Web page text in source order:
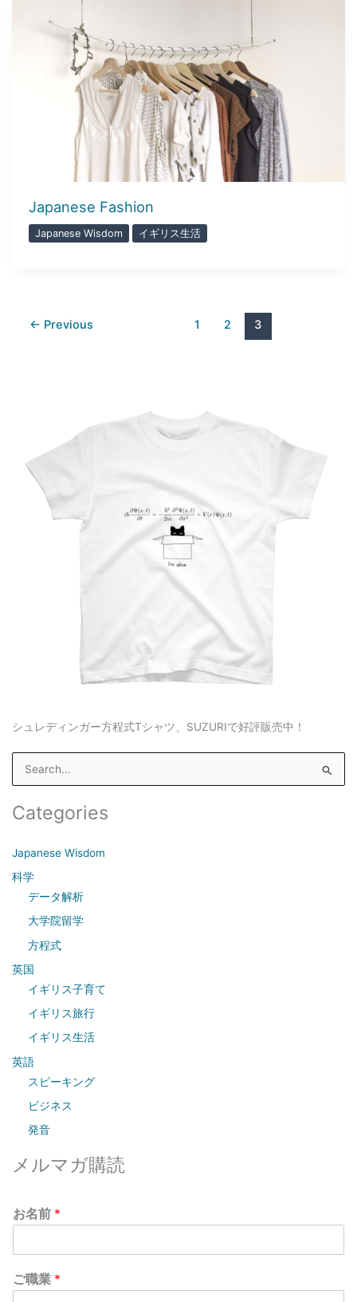
Japanese Fashion
Japanese Wisdom イギリス生活
← Previous 1 2 3
シュレディンガー方程式Tシャツ、SUZURIで好評販売中！
e
a
c
h
Categories
Japanese Wisdom
科学
データ解析
大学院留学
方程式
英国
イギリス子育て
イギリス旅行
イギリス生活
英語
スピーキング
ビジネス
発音
メルマガ購読
お名前 *
ご職業 *